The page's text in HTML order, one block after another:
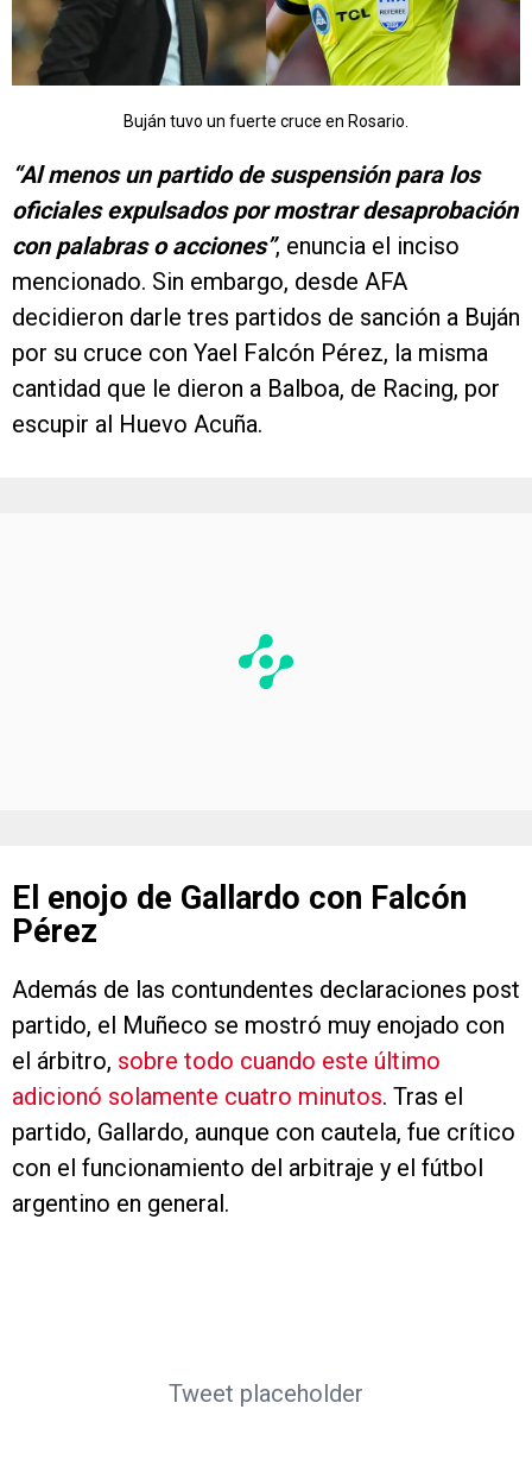
Buján tuvo un fuerte cruce en Rosario.
“Al menos un partido de suspensión para los
oficiales expulsados por mostrar desaprobación
con palabras o acciones”, enuncia el inciso
mencionado. Sin embargo, desde AFA
decidieron darle tres partidos de sanción a Buján
por su cruce con Yael Falcón Pérez, la misma
cantidad que le dieron a Balboa, de Racing, por
escupir al Huevo Acuña.
El enojo de Gallardo con Falcón
Pérez
Además de las contundentes declaraciones post
partido, el Muñeco se mostró muy enojado con
el árbitro, sobre todo cuando este último
adicionó solamente cuatro minutos. Tras el
partido, Gallardo, aunque con cautela, fue crítico
con el funcionamiento del arbitraje y el fútbol
argentino en general.
Tweet placeholder